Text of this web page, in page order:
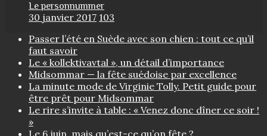
Le personnummer
30 janvier 2017 103
Passer l’été en Suède avec son chien : tout ce qu’il
faut savoir
Le « kollektivavtal », un détail d’importance
Midsommar — la fête suédoise par excellence
La minute mode de Virginie Tolly. Petit guide pour
être prêt pour Midsommar
Le rire s’invite à table : « Venez donc dîner ce soir !
»